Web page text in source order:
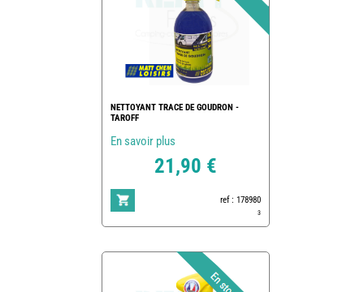
NETTOYANT TRACE DE GOUDRON -
TAROFF
En savoir plus
21,90 €
ref : 178980
3